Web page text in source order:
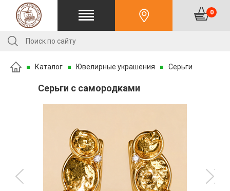
0
Каталог Ювелирные украшения Серьги
Серьги с самородками